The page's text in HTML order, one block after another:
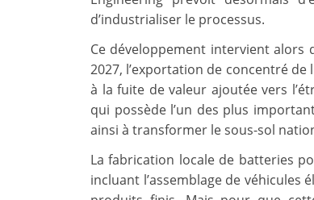
d’industrialiser le processus.
Ce développement intervient alors
2027, l’exportation de concentré
à la fuite de valeur ajoutée vers
qui possède l’un des plus
ainsi à transformer le sous-sol
La fabrication locale de batteries
incluant l’assemblage de véhicules